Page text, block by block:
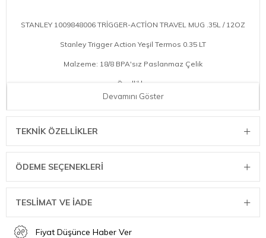
STANLEY 1009848006 TRİGGER-ACTİON TRAVEL MUG .35L / 12OZ
Stanley Trigger Action Yeşil Termos 0.35 LT
Malzeme: 18/8 BPA'sız Paslanmaz Çelik
Özellikler
Sızdırmaz + kolay taşınır.
Kolay temizlenen kapak, bulaşık makinasına girebilir.
Devamını Göster
TEKNIK ÖZELLIKLER
ÖDEME SEÇENEKLERI
TESLİMAT VE İADE
Fiyat Düşünce Haber Ver